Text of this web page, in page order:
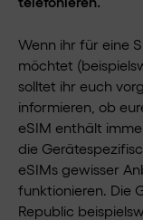
Wenn ihr für eine
möchtet
solltet ihr euch
informieren, ob
eSIM enthält
die
eSIMs gewisser
funktionieren. Die
Republic